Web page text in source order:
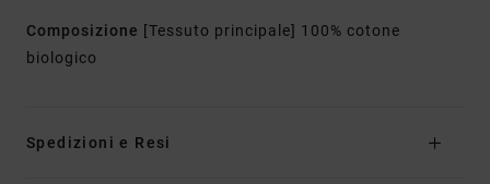
Composizione [Tessuto principale] 100% cotone
biologico
Spedizioni e Resi